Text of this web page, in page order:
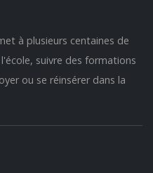
à plusieurs centaines de
suivre des formations
ou se réinsérer dans la